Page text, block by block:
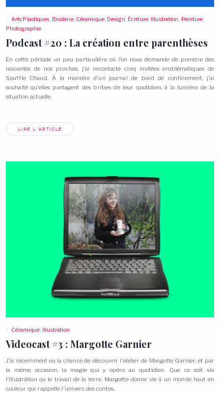
Arts Plastiques, Broderie, Céramique, Design, Écriture, Illustration, Peinture,
Photographie
Podcast #20 : La création entre parenthèses
En cette période un peu particulière où l’on nous demande de prendre des
nouvelles de nos proches, j’ai recontacté cinq invitées emblématiques de
Souffle Chaud. À la manière d’un journal de bord de confinement, j’ai
souhaité qu’elles partagent des bribes de leur quotidien, à la lumière de la
situation actuelle.
LIRE L'ARTICLE
Céramique, Illustration
Videocast #3 : Margotte Garnier
J’ai récemment eu la chance de découvrir l’atelier de Margotte Garnier, et par
la même occasion, la magie qui y opère au quotidien. Que ce soit via
l’illustration ou le travail de la terre, Margotte donne vie à un monde haut en
couleur qui rappelle l’univers des contes.